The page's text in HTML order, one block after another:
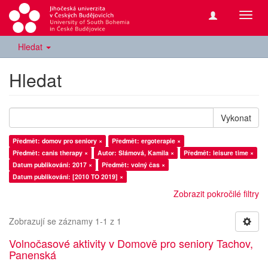
Hledat
Hledat
Vykonat
Předmět: domov pro seniory ×
Předmět: ergoterapie ×
Předmět: canis therapy ×
Autor: Slámová, Kamila ×
Předmět: leisure time ×
Datum publikování: 2017 ×
Předmět: volný čas ×
Datum publikování: [2010 TO 2019] ×
Zobrazit pokročilé filtry
Zobrazují se záznamy 1-1 z 1
Volnočasové aktivity v Domově pro seniory Tachov,
Panenská